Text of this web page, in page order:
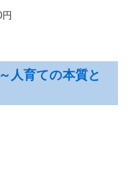
人育ての本質と